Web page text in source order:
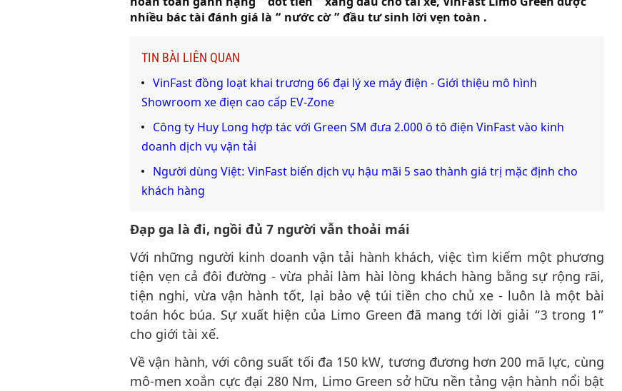
nhiều bác tài đánh giá là “ nước cờ ” đầu tư sinh lời vẹn toàn .
TIN BÀI LIÊN QUAN
VinFast đồng loạt khai trương 66 đại lý xe máy điện - Giới thiệu mô hình
Showroom xe điẹn cao cấp EV-Zone
Công ty Huy Long hợp tác với Green SM đưa 2.000 ô tô điện VinFast vào kinh
doanh dịch vụ vận tải
Người dùng Việt: VinFast biến dịch vụ hậu mãi 5 sao thành giá trị mặc định cho
khách hàng
Đạp ga là đi, ngồi đủ 7 người vẫn thoải mái
Với những người kinh doanh vận tải hành khách, việc tìm kiếm một phương
tiện vẹn cả đôi đường - vừa phải làm hài lòng khách hàng bằng sự rộng rãi,
tiện nghi, vừa vận hành tốt, lại bảo vệ túi tiền cho chủ xe - luôn là một bài
toán hóc búa. Sự xuất hiện của Limo Green đã mang tới lời giải “3 trong 1”
cho giới tài xế.
Về vận hành, với công suất tối đa 150 kW, tương đương hơn 200 mã lực, cùng
mô-men xoắn cực đại 280 Nm, Limo Green sở hữu nền tảng vận hành nổi bật